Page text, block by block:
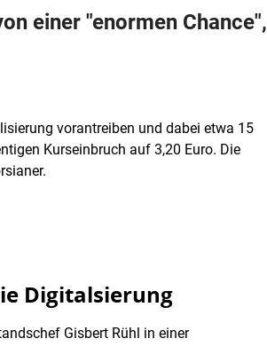
einer "enormen Chance",
vorantreiben und dabei etwa 15
Kurseinbruch auf 3,20 Euro. Die
Digitalsierung
Gisbert Rühl in einer